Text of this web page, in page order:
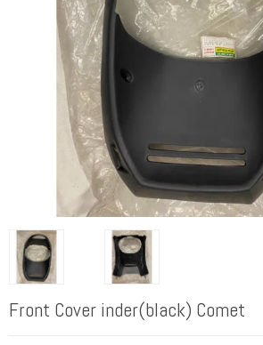
Front Cover inder(black) Comet